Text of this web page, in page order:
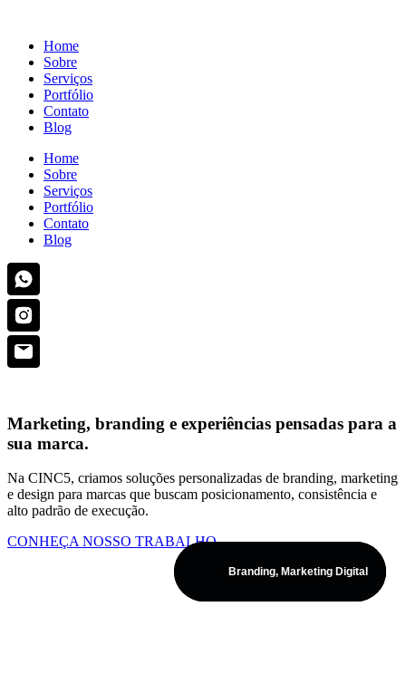
Home
Sobre
Serviços
Portfólio
Contato
Blog
Home
Sobre
Serviços
Portfólio
Contato
Blog
Marketing, branding e experiências pensadas para a
sua marca.
Na CINC5, criamos soluções personalizadas de branding, marketing
e design para marcas que buscam posicionamento, consistência e
alto padrão de execução.
CONHEÇA NOSSO TRABALHO
Marketing Digital
Branding, Marketing Digital
Branding, Marketing Digital